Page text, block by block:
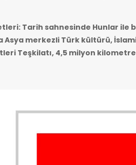
Tarih sahnesinde Hunlar ile
Asya merkezli Türk kültürü,
Teşkilatı, 4,5 milyon